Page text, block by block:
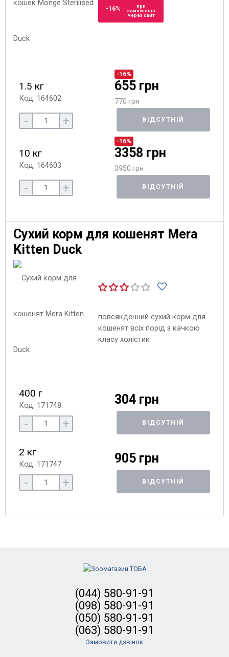
-16%
при
замовленні
через сайт
1.5 кг
Код: 164602
-16%
655 грн
770 грн
- + ВІДСУТНІЙ
10 кг
Код: 164603
-16%
3358 грн
3950 грн
- + ВІДСУТНІЙ
Сухий корм для кошенят Mera
Kitten Duck
повсякденний сухий корм для
кошенят всіх порід з качкою
класу холістик
400 г
Код: 171748 304 грн
- + ВІДСУТНІЙ
2 кг
Код: 171747 905 грн
- + ВІДСУТНІЙ
(044) 580-91-91
(098) 580-91-91
(050) 580-91-91
(063) 580-91-91
Замовити дзвінок